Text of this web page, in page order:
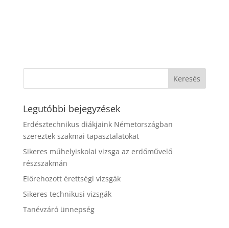
Legutóbbi bejegyzések
Erdésztechnikus diákjaink Németországban
szereztek szakmai tapasztalatokat
Sikeres műhelyiskolai vizsga az erdőművelő
részszakmán
Előrehozott érettségi vizsgák
Sikeres technikusi vizsgák
Tanévzáró ünnepség